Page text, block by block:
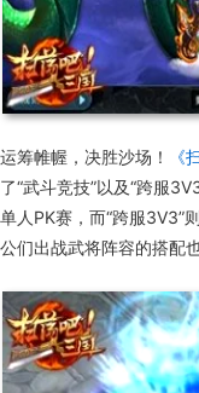
运筹帷幄，决胜沙场！ 《
了“武斗竞技”以及“跨服
单人PK赛，而“跨服3V3”
公们出战武将阵容的搭配